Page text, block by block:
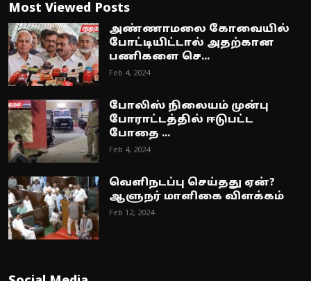
Most Viewed Posts
அண்ணாமலை கோவையில்
போட்டியிட்டால் அதற்கான
பணிகளை செ...
Feb 4, 2024
போலிஸ் நிலையம் முன்பு
போராட்டத்தில் ஈடுபட்ட
போதை ...
Feb 4, 2024
வெளிநடப்பு செய்தது ஏன்?
ஆளுநர் மாளிகை விளக்கம்
Feb 12, 2024